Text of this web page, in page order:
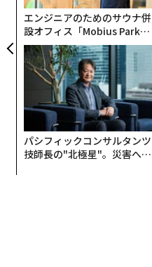
エンジニアのためのサウナ併
設オフィス「Mobius Park」
がオープン──タマディック
が健康経営を徹底する理由
パシフィックコンサルタンツ
技師長の"北極星"。災害への